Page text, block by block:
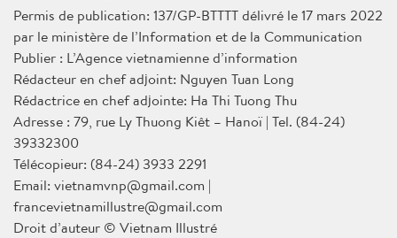
Permis de publication: 137/GP-BTTTT délivré le 17 mars 2022
par le ministère de l’Information et de la Communication
Publier : L’Agence vietnamienne d’information
Rédacteur en chef adjoint: Nguyen Tuan Long
Rédactrice en chef adjointe: Ha Thi Tuong Thu
Adresse : 79, rue Ly Thuong Kiêt – Hanoï | Tel. (84-24)
39332300
Télécopieur: (84-24) 3933 2291
Email: vietnamvnp@gmail.com |
francevietnamillustre@gmail.com
Droit d’auteur © Vietnam Illustré